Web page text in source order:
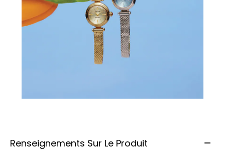
Renseignements Sur Le Produit